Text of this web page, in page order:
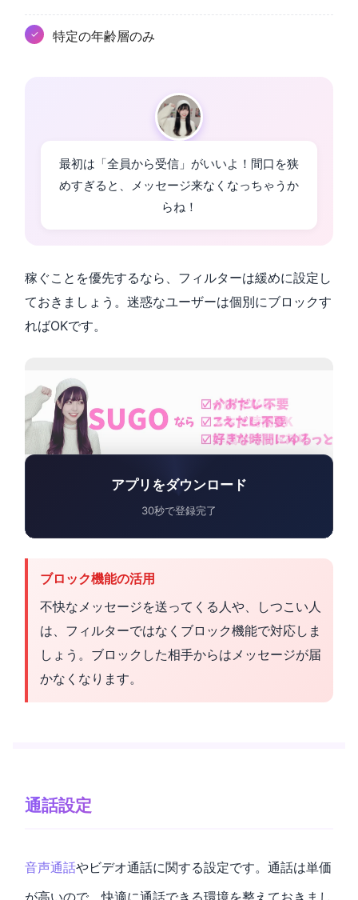
特定の年齢層のみ
最初は「全員から受信」がいいよ！間口を狭
めすぎると、メッセージ来なくなっちゃうか
らね！
稼ぐことを優先するなら、フィルターは緩めに設定し
ておきましょう。迷惑なユーザーは個別にブロックす
ればOKです。
アプリをダウンロード
30秒で登録完了
ブロック機能の活用
不快なメッセージを送ってくる人や、しつこい人
は、フィルターではなくブロック機能で対応しま
しょう。ブロックした相手からはメッセージが届
かなくなります。
通話設定
音声通話やビデオ通話に関する設定です。通話は単価
が高いので、快適に通話できる環境を整えておきまし